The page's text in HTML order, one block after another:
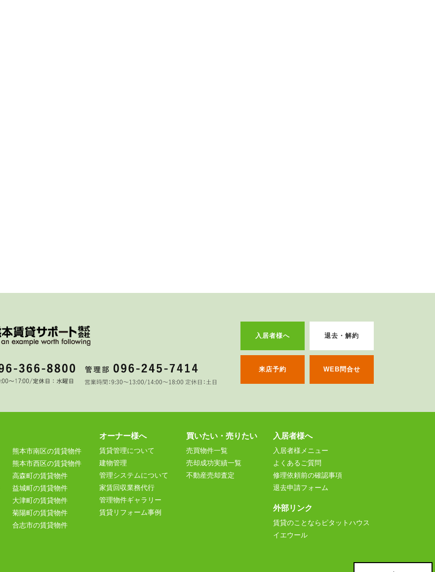
入居者様へ 退去・解約
来店予約 WEB問合せ
熊本市南区の賃貸物件
熊本市西区の賃貸物件
高森町の賃貸物件
益城町の賃貸物件
大津町の賃貸物件
菊陽町の賃貸物件
合志市の賃貸物件
オーナー様へ
賃貸管理について
建物管理
管理システムについて
家賃回収業務代行
管理物件ギャラリー
賃貸リフォーム事例
買いたい・売りたい
売買物件一覧
売却成功実績一覧
不動産売却査定
入居者様へ
入居者様メニュー
よくあるご質問
修理依頼前の確認事項
退去申請フォーム
外部リンク
賃貸のことならピタットハウス
イエウール